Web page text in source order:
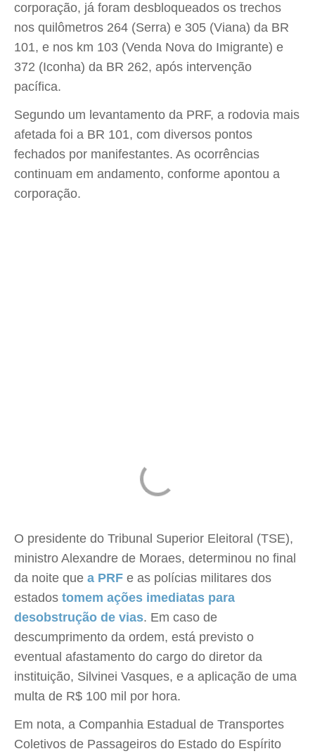
corporação, já foram desbloqueados os trechos
nos quilômetros 264 (Serra) e 305 (Viana) da BR
101, e nos km 103 (Venda Nova do Imigrante) e
372 (Iconha) da BR 262, após intervenção
pacífica.
Segundo um levantamento da PRF, a rodovia mais
afetada foi a BR 101, com diversos pontos
fechados por manifestantes. As ocorrências
continuam em andamento, conforme apontou a
corporação.
O presidente do Tribunal Superior Eleitoral (TSE),
ministro Alexandre de Moraes, determinou no final
da noite que a PRF e as polícias militares dos
estados tomem ações imediatas para
desobstrução de vias. Em caso de
descumprimento da ordem, está previsto o
eventual afastamento do cargo do diretor da
instituição, Silvinei Vasques, e a aplicação de uma
multa de R$ 100 mil por hora.
Em nota, a Companhia Estadual de Transportes
Coletivos de Passageiros do Estado do Espírito